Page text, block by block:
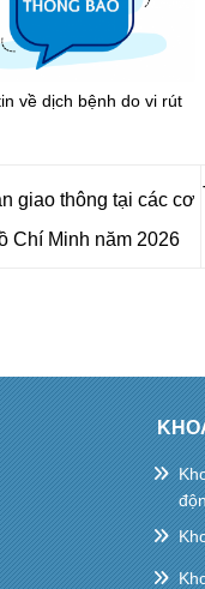
về dịch bệnh do vi rút
giao thông tại các cơ
Chí Minh năm 2026